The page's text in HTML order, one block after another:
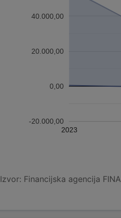
2023
-20.000,00
0,00
20.000,00
40.000,00
Izvor: Financijska agencija FINA